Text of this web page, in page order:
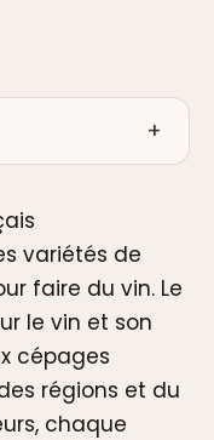
variétés de
faire du vin. Le
le vin et son
cépages
régions et du
chaque